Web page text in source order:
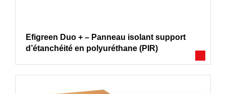
Efigreen Duo + – Panneau isolant support
d’étanchéité en polyuréthane (PIR)